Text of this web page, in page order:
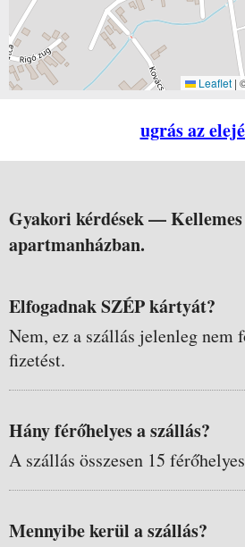
Leaflet |
ugrás az
Gyakori kérdések —
apartmanházban.
Elfogadnak SZÉP kártyát?
Nem, ez a szállás jelenleg nem
fizetést.
Hány férőhelyes a szállás?
A szállás összesen 15
Mennyibe kerül a szállás?